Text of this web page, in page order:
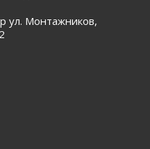
ул. Монтажников,